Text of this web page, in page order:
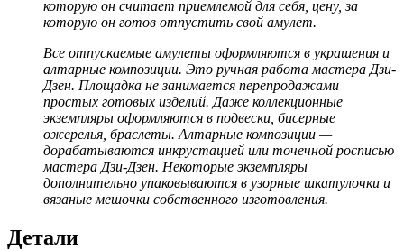
которую он считает приемлемой для себя, цену, за
которую он готов отпустить свой амулет.
Все отпускаемые амулеты оформляются в украшения и
алтарные композиции. Это ручная работа мастера Дзи-
Дзен. Площадка не занимается перепродажами
простых готовых изделий. Даже коллекционные
экземпляры оформляются в подвески, бисерные
ожерелья, браслеты. Алтарные композиции —
дорабатываются инкрустацией или точечной росписью
мастера Дзи-Дзен. Некоторые экземпляры
дополнительно упаковываются в узорные шкатулочки и
вязаные мешочки собственного изготовления.
Детали